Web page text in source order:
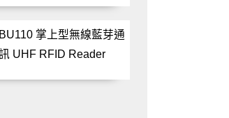
BU110 掌上型無線藍芽通
UHF RFID Reader